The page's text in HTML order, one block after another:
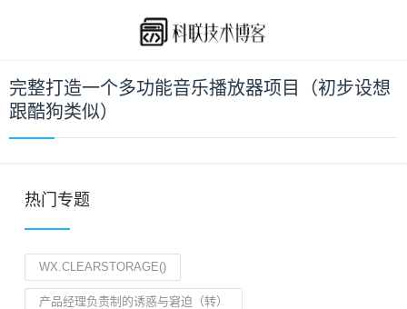
完整打造一个多功能音乐播放器项目（初步设想
跟酷狗类似）
热门专题
WX.CLEARSTORAGE()
产品经理负责制的诱惑与窘迫（转）